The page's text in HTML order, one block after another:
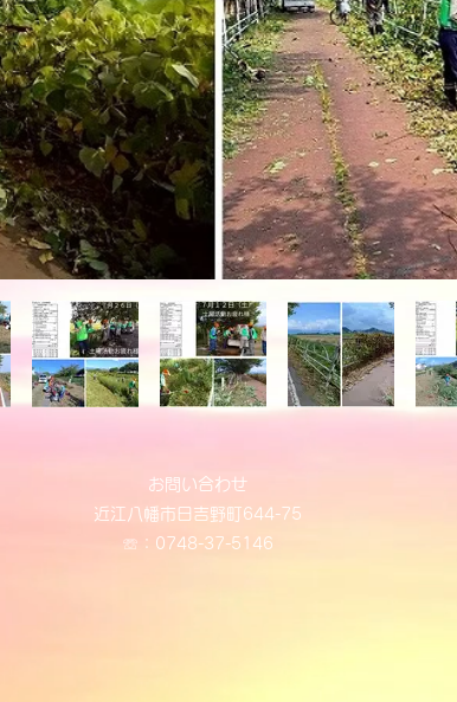
お問い合わせ
近江八幡市日吉野町644-75
​☏：0748-37-5146